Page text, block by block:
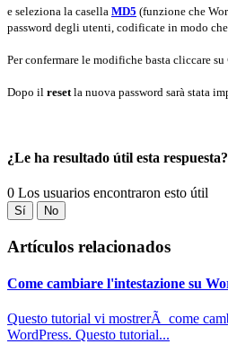
e seleziona la casella MD5 (funzione che
password degli utenti, codificate in modo
Per confermare le modifiche basta cliccare su
Dopo il resetla nuova password sarà stata
¿Le ha resultado útil esta respuesta?
0 Los usuarios encontraron esto útil
Sí No
Artículos relacionados
Come cambiare l'intestazione su
Questo tutorial vi mostrerÃ come
WordPress. Questo tutorial...